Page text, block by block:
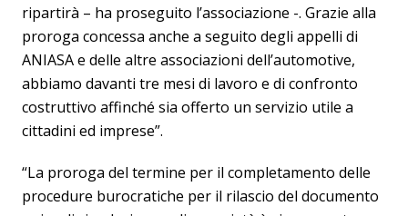
ripartirà – ha proseguito l’associazione -. Grazie alla
proroga concessa anche a seguito degli appelli di
ANIASA e delle altre associazioni dell’automotive,
abbiamo davanti tre mesi di lavoro e di confronto
costruttivo affinché sia offerto un servizio utile a
cittadini ed imprese”.
“La proroga del termine per il completamento delle
procedure burocratiche per il rilascio del documento